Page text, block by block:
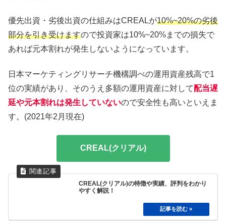
優先出資・劣後出資の仕組みはCREALが10%~20%の劣後
部分を引き受けますので投資家は10%~20%までの損失で
あれば元本割れが発生しないようになっています。
日本マーケティングリサーチ機構調べの運用資産残高で1
位の実績があり、そのうえ多額の運用資産に対して配当遅
延や元本割れは発生していないので安全性も高いといえま
す。(2021年2月現在)
CREAL(クリアル)
CREAL(クリアル)の特徴や実績、評判をわかり
やすく解説！